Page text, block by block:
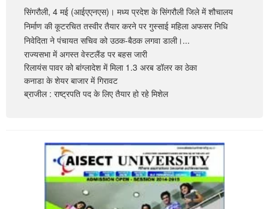
सिंगरौली, 4 मई (आईएएनएस)। मध्य प्रदेश के सिंगरौली जिले में शौचालय
निर्माण की कूटरचित तस्वीर तैयार करने पर गुस्साई महिला अफसर निधि
निवेदिता ने पंचायत सचिव को उठक-बैठक लगवा डाली।...
राज्यसभा में अगस्त वेस्टलैंड पर बहस जारी
रिलायंस पावर को बांग्लादेश में मिला 1.3 अरब डॉलर का ठेका
कनाडा के शेयर बाजार में गिरावट
ब्राजील : राष्ट्रपति पद के लिए तैयार हो रहे मिशेल